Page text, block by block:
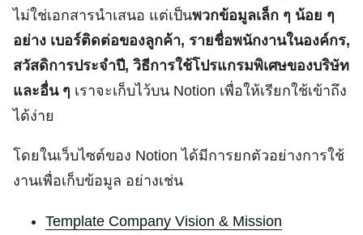
ไม่ใช่เอกสารนำเสนอ แต่เป็นพวกข้อมูลเล็ก ๆ น้อย ๆ
อย่าง เบอร์ติดต่อของลูกค้า, รายชื่อพนักงานในองค์กร,
สวัสดิการประจำปี, วิธีการใช้โปรแกรมพิเศษของบริษัท
และอื่น ๆ เราจะเก็บไว้บน Notion เพื่อให้เรียกใช้เข้าถึง
ได้ง่าย
โดยในเว็บไซต์ของ Notion ได้มีการยกตัวอย่างการใช้
งานเพื่อเก็บข้อมูล อย่างเช่น
Template Company Vision & Mission